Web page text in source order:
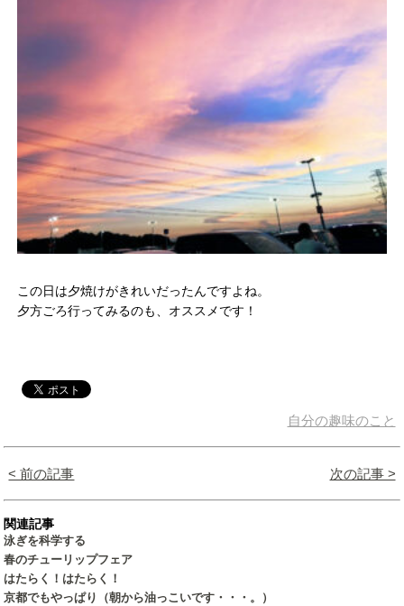
この日は夕焼けがきれいだったんですよね。
夕方ごろ行ってみるのも、オススメです！
自分の趣味のこと
< 前の記事 次の記事 >
関連記事
泳ぎを科学する
春のチューリップフェア
はたらく！はたらく！
京都でもやっぱり（朝から油っこいです・・・。）